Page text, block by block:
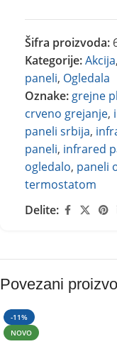
Šifra proizvoda:
Kategorije:Akcija,
paneli, Ogledala
Oznake: grejne
crveno grejanje,
paneli srbija,
paneli, infrared
ogledalo, paneli
termostatom
Delite:
Povezani
-11%
NOVO